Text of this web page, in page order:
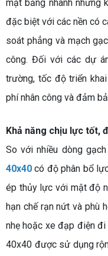
mặt bằng nhanh nhưng
đặc biệt với các nền có
soát phẳng và mạch
công. Đối với các dự
trường, tốc độ triển
phí nhân công và đảm
Khả năng chịu lực tốt,
So với nhiều dòng
40x40 có độ phân bổ
ép thủy lực với mật độ
hạn chế rạn nứt và phù
nhẹ hoặc xe đạp điện
40x40 được sử dụng